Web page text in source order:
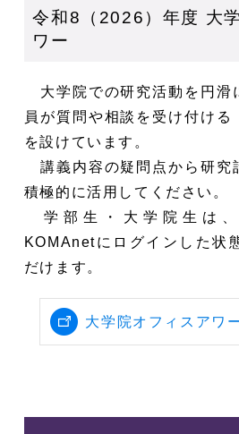
令和8（2026）年度 大
ワー
大学院での研究活動を円滑
員が質問や相談を受け付ける
を設けています。
講義内容の疑問点から研究
積極的に活用してください。
学部生・大学院生は、
KOMAnetにログインした状
だけます。
大学院オフィスアワ